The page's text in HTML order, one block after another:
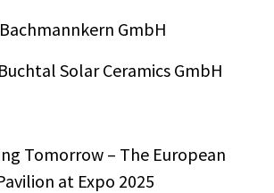
GmbH
Solar Ceramics GmbH
Tomorrow – The European
at Expo 2025